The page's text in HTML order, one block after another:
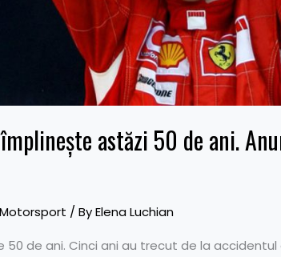
astăzi 50 de ani.
Motorsport / ByElena Luchian
50 de ani. Cinci ani au trecut de la